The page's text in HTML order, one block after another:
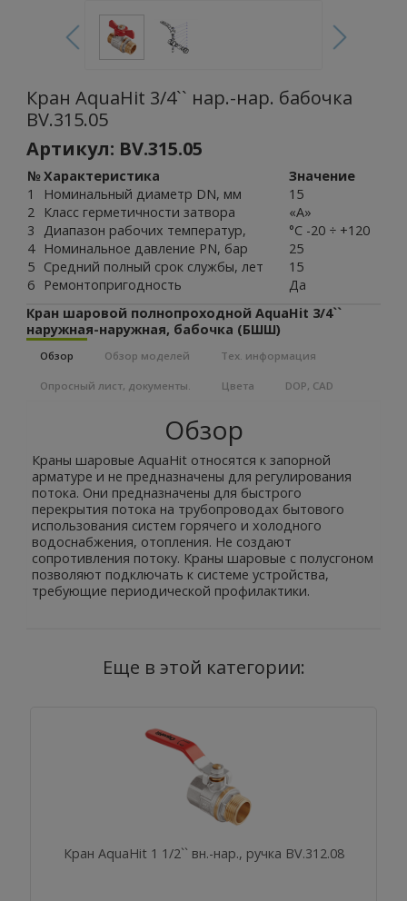
Кран AquaHit 3/4`` нар.-нар. бабочка
BV.315.05
Артикул: BV.315.05
№Характеристика
Значение
1
Номинальный диаметр DN, мм
15
2
Класс герметичности затвора
«А»
3
Диапазон рабочих температур,
°С -20 ÷ +120
4
Номинальное давление PN, бар
25
5 Средний полный срок службы, лет
15
6
Ремонтопригодность
Да
Кран шаровой полнопроходной AquaHit 3/4``
наружная-наружная, бабочка (БШШ)
Обзор Обзор моделей Тех. информация
Опросный лист, документы. Цвета DOP, CAD
Обзор
Краны шаровые AquaHit относятся к запорной
арматуре и не предназначены для регулирования
потока. Они предназначены для быстрого
перекрытия потока на трубопроводах бытового
использования систем горячего и холодного
водоснабжения, отопления. Не создают
сопротивления потоку. Краны шаровые с полусгоном
позволяют подключать к системе устройства,
требующие периодической профилактики.
Еще в этой категории:
Кран AquaHit 1 1/2`` вн.-нар., ручка BV.312.08